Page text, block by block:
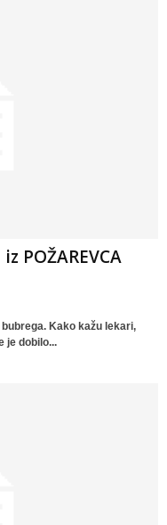
POŽAREVCA
Kako kažu lekari,
je dobilo...